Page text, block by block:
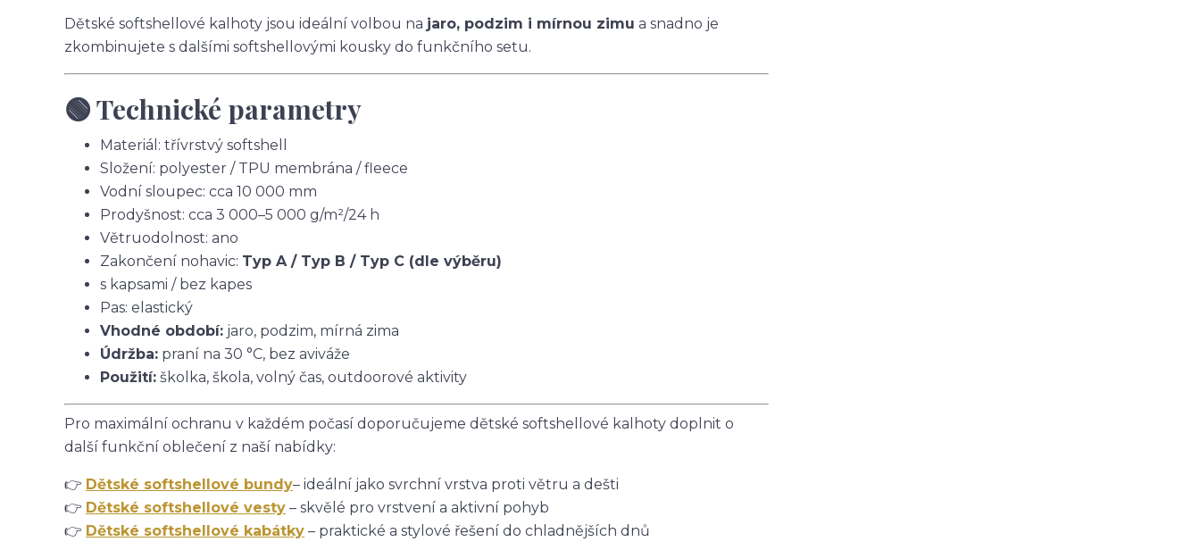
Dětské softshellové kalhoty jsou ideální volbou na jaro, podzim i mírnou zimu a snadno je
zkombinujete s dalšími softshellovými kousky do funkčního setu.
🟢 Technické parametry
Materiál: třívrstvý softshell
Složení: polyester / TPU membrána / fleece
Vodní sloupec: cca 10 000 mm
Prodyšnost: cca 3 000–5 000 g/m²/24 h
Větruodolnost: ano
Zakončení nohavic: Typ A / Typ B / Typ C (dle výběru)
s kapsami / bez kapes
Pas: elastický
Vhodné období: jaro, podzim, mírná zima
Údržba: praní na 30 °C, bez aviváže
Použití: školka, škola, volný čas, outdoorové aktivity
Pro maximální ochranu v každém počasí doporučujeme dětské softshellové kalhoty doplnit o
další funkční oblečení z naší nabídky:
👉 Dětské softshellové bundy– ideální jako svrchní vrstva proti větru a dešti
👉 Dětské softshellové vesty – skvělé pro vrstvení a aktivní pohyb
👉 Dětské softshellové kabátky – praktické a stylové řešení do chladnějších dnů